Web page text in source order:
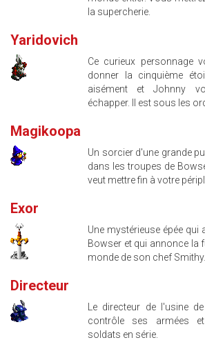
la supercherie.
Yaridovich
Ce curieux personnage
donner la cinquième
aisément et Johnny
échapper. Il est sous les
Magikoopa
Un sorcier d'une grande
dans les troupes de
veut mettre fin à votre
Exor
Une mystérieuse épée qui
Bowser et qui annonce la
monde de son chef Smithy...
Directeur
Le directeur de l'usine
contrôle ses armées
soldats en série.